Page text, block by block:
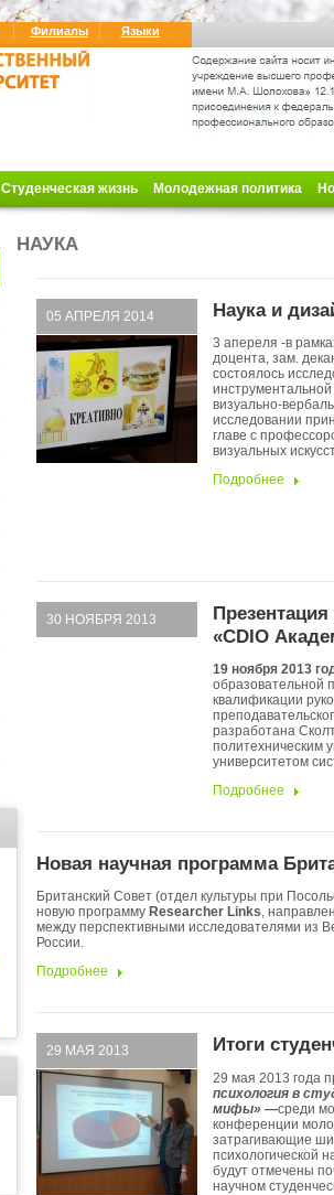
Филиалы Языки
Студенческая жизнь Молодежная политика
НАУКА
05 АПРЕЛЯ 2014 Наука и
3 апереля -в
доцента, зам.
состоялось
визуально-
исследовании
главе с
визуальных
Подробнее
30 НОЯБРЯ 2013
«CDIO
19 ноября 2013
образовательной
квалификации
разработана
политехническим
университетом
Подробнее
Новая научная программа
Британский Совет (отдел культуры при
новую программу Researcher Links,
между перспективными исследователями из
России.
Подробнее
29 МАЯ 2013 Итоги
29 мая 2013 года
психология в
мифы» —среди
конференции
затрагивающие
психологической
будут отмечены
научном